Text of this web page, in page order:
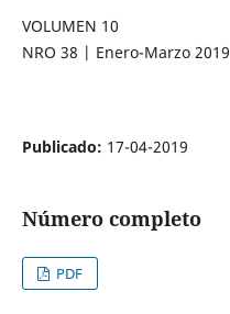
VOLUMEN 10
NRO 38 | Enero-Marzo 2019
Publicado: 17-04-2019
Número completo
PDF